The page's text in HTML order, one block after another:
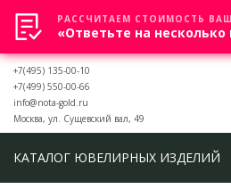
+7(495) 135-00-10
+7(499) 550-00-66
info@nota-gold.ru
Москва, ул. Сущевский вал, 49
КАТАЛОГ ЮВЕЛИРНЫХ ИЗДЕЛИЙ
РАССЧИТАЕМ СТОИМОСТЬ
«Ответьте на несколько